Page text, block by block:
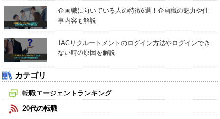
企画職に向いている人の特徴6選！企画職の魅力や仕
事内容も解説
JACリクルートメントのログイン方法やログインでき
ない時の原因を解説
カテゴリ
転職エージェントランキング
20代の転職